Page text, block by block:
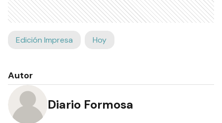
Edición Impresa Hoy
Autor
Diario Formosa